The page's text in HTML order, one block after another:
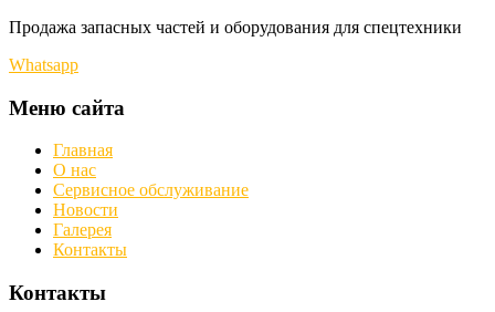
Продажа запасных частей и оборудования для спецтехники
Whatsapp
Меню сайта
Главная
О нас
Сервисное обслуживание
Новости
Галерея
Контакты
Контакты